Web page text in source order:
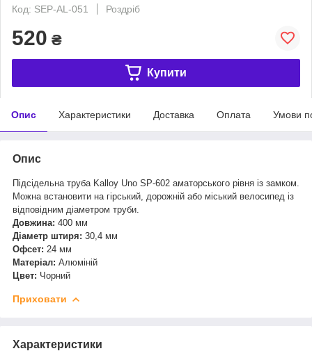
Код: SEP-AL-051
Роздріб
520 ₴
Купити
Опис Характеристики Доставка Оплата Умови
Опис
Підсідельна труба Kalloy Uno SP-602 аматорського рівня із замком.
Можна встановити на гірський, дорожній або міський велосипед із
відповідним діаметром труби.
Довжина: 400 мм
Діаметр штиря: 30,4 мм
Офсет: 24 мм
Матеріал: Алюміній
Цвет: Чорний
Приховати
Характеристики